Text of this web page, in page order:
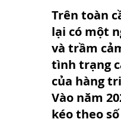
Trên toàn
lại có một
và trầm
tình trạng
của hàng
Vào năm
kéo theo